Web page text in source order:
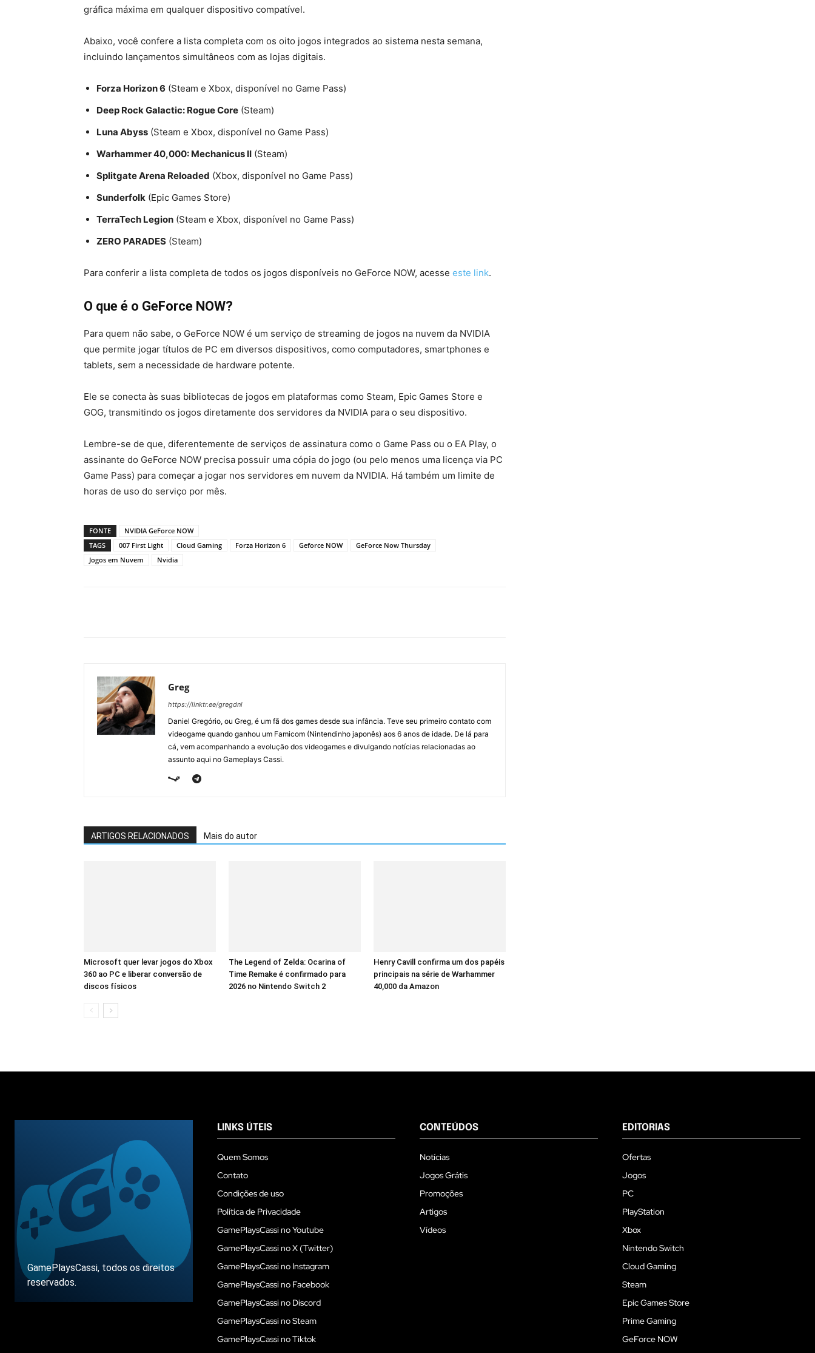
gráfica máxima em qualquer dispositivo compatível.
Abaixo, você confere a lista completa com os oito jogos integrados ao sistema nesta semana,
incluindo lançamentos simultâneos com as lojas digitais.
Forza Horizon 6 (Steam e Xbox, disponível no Game Pass)
Deep Rock Galactic: Rogue Core (Steam)
Luna Abyss (Steam e Xbox, disponível no Game Pass)
Warhammer 40,000: Mechanicus II (Steam)
Splitgate Arena Reloaded (Xbox, disponível no Game Pass)
Sunderfolk (Epic Games Store)
TerraTech Legion (Steam e Xbox, disponível no Game Pass)
ZERO PARADES (Steam)
Para conferir a lista completa de todos os jogos disponíveis no GeForce NOW, acesse este link.
O que é o GeForce NOW?
Para quem não sabe, o GeForce NOW é um serviço de streaming de jogos na nuvem da NVIDIA
que permite jogar títulos de PC em diversos dispositivos, como computadores, smartphones e
tablets, sem a necessidade de hardware potente.
Ele se conecta às suas bibliotecas de jogos em plataformas como Steam, Epic Games Store e
GOG, transmitindo os jogos diretamente dos servidores da NVIDIA para o seu dispositivo.
Lembre-se de que, diferentemente de serviços de assinatura como o Game Pass ou o EA Play, o
assinante do GeForce NOW precisa possuir uma cópia do jogo (ou pelo menos uma licença via PC
Game Pass) para começar a jogar nos servidores em nuvem da NVIDIA. Há também um limite de
horas de uso do serviço por mês.
FONTE
NVIDIA GeForce NOW
TAGS
007 First Light Cloud Gaming Forza Horizon 6 Geforce NOW
GeForce Now Thursday
Jogos em Nuvem
Nvidia
Greg
https://linktr.ee/gregdnl
Daniel Gregório, ou Greg, é um fã dos games desde sua infância. Teve seu primeiro contato com
videogame quando ganhou um Famicom (Nintendinho japonês) aos 6 anos de idade. De lá para
cá, vem acompanhando a evolução dos videogames e divulgando notícias relacionadas ao
assunto aqui no Gameplays Cassi.
ARTIGOS RELACIONADOS Mais do autor
Microsoft quer levar jogos do Xbox
360 ao PC e liberar conversão de
discos físicos
The Legend of Zelda: Ocarina of
Time Remake é confirmado para
2026 no Nintendo Switch 2
Henry Cavill confirma um dos papéis
principais na série de Warhammer
40,000 da Amazon
GamePlaysCassi, todos os direitos
reservados.
LINKS ÚTEIS
Quem Somos
Contato
Condições de uso
Política de Privacidade
GamePlaysCassi no Youtube
GamePlaysCassi no X (Twitter)
GamePlaysCassi no Instagram
GamePlaysCassi no Facebook
GamePlaysCassi no Discord
GamePlaysCassi no Steam
GamePlaysCassi no Tiktok
CONTEÚDOS
Notícias
Jogos Grátis
Promoções
Artigos
Vídeos
EDITORIAS
Ofertas
Jogos
PC
PlayStation
Xbox
Nintendo Switch
Cloud Gaming
Steam
Epic Games Store
Prime Gaming
GeForce NOW